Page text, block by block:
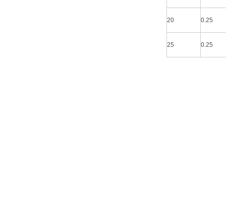
20 0.25
25 0.25